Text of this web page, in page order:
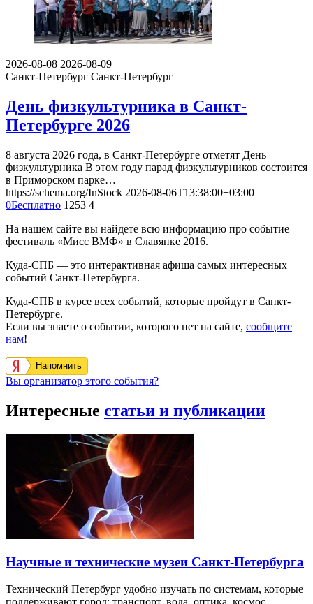
2026-08-08 2026-08-09
Санкт-Петербург Санкт-Петербург
День физкультурника в Санкт-
Петербурге 2026
8 августа 2026 года, в Санкт-Петербурге отметят День
физкультурника В этом году парад физкультурников состоится
в Приморском парке…
https://schema.org/InStock 2026-08-06T13:38:00+03:00
0Бесплатно 1253 4
На нашем сайте вы найдете всю информацию про событие
фестиваль «Мисс ВМФ» в Славянке 2016.
Куда-СПБ — это интерактивная афиша самых интересных
событий Санкт-Петербурга.
Куда-СПБ в курсе всех событий, которые пройдут в Санкт-
Петербурге.
Если вы знаете о событии, которого нет на сайте, сообщите
нам!
Напомнить
Вы организатор этого события?
Интересные статьи и публикации
Научные и технические музеи Санкт-Петербурга
Технический Петербург удобно изучать по системам, которые